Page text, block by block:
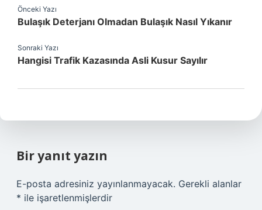
Önceki Yazı
Bulaşık Deterjanı Olmadan Bulaşık Nasıl Yıkanır
Sonraki Yazı
Hangisi Trafik Kazasında Asli Kusur Sayılır
Bir yanıt yazın
E-posta adresiniz yayınlanmayacak. Gerekli alanlar
* ile işaretlenmişlerdir